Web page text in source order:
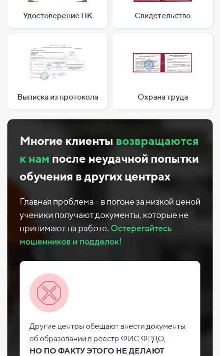
Удостоверение ПК Свидетельство
Выписка из протокола Охрана труда
Многие клиенты возвращаются
к нам после неудачной попытки
обучения в других центрах
Главная проблема - в погоне за низкой ценой
ученики получают документы, которые не
принимают на работе. Остерегайтесь
мошенников и подделок!
Другие центры обещают внести документы
обобразовании в реестр ФИС ФРДО,
НО ПО ФАКТУ ЭТОГО НЕ ДЕЛАЮТ